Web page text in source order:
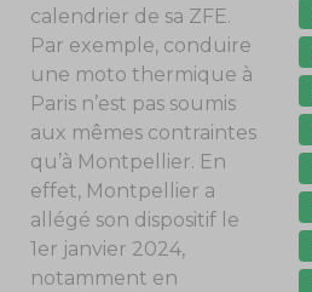
calendrier de sa ZFE.
Par exemple, conduire
une moto thermique à
Paris n’est pas soumis
aux mêmes contraintes
qu’à Montpellier. En
effet, Montpellier a
allégé son dispositif le
1er janvier 2024,
notamment en